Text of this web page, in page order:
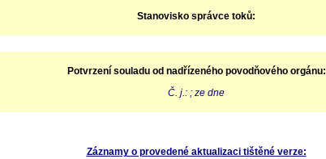
Stanovisko správce toků:
Potvrzení souladu od nadřízeného povodňového orgánu:
Č. j.: ; ze dne
Záznamy o provedené aktualizaci tištěné verze: